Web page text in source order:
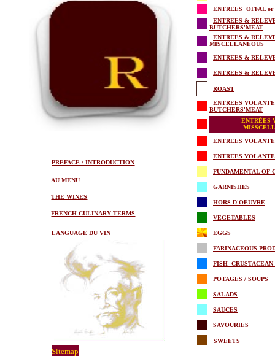
PREFACE / INTRODUCTION
AU MENU
THE WINES
FRENCH CULINARY TERMS
LANGUAGE DU VIN
Sitemap
ENTREES OFFAL or
ENTREES &
BUTCHERS'MEAT
ENTREES &
MISCELLANEOUS
ENTREES &
ENTREES &
ROAST
ENTREES
BUTCHERS'MEAT
ENTRÉES
ENTREES
ENTREES
FUNDAMENTAL OF
GARNISHES
HORS D'OEUVRE
VEGETABLES
EGGS
FARINACEOUS
FISH CRUSTACEAN
POTAGES / SOUPS
SALADS
SAUCES
SAVOURIES
SWEETS